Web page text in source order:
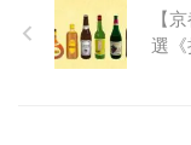
【
選《